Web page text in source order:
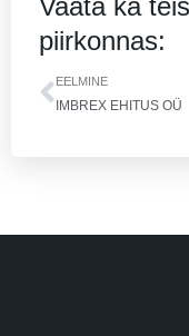
piirkonnas:
Prev
EELMINE
IMBREX EHITUS OÜ